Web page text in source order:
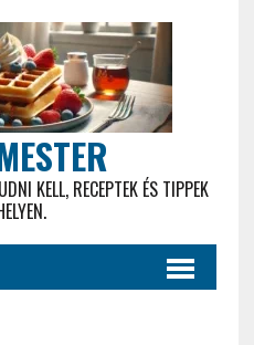
KELL, RECEPTEK ÉS TIPPEK